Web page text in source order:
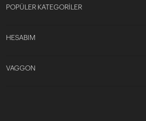
POPÜLER KATEGORİLER
HESABIM
VAGGON